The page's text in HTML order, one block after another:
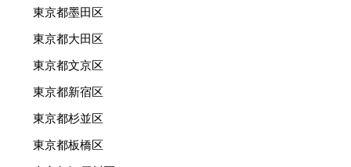
東京都墨田区
東京都大田区
東京都文京区
東京都新宿区
東京都杉並区
東京都板橋区